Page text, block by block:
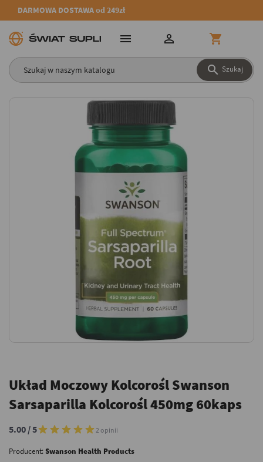
DARMOWA DOSTAWA od 249zł
 Szukaj
  
Układ Moczowy Kolcorośl Swanson
Sarsaparilla Kolcorośl 450mg 60kaps
5.00 / 5 2 opinii
Producent:Swanson Health Products